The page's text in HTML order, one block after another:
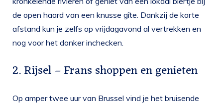
de open haard van een knusse gîte. Dankzij de korte
afstand kun je zelfs op vrijdagavond al vertrekken en
nog voor het donker inchecken.
2. Rijsel – Frans shoppen en genieten
Op amper twee uur van Brussel vind je het bruisende